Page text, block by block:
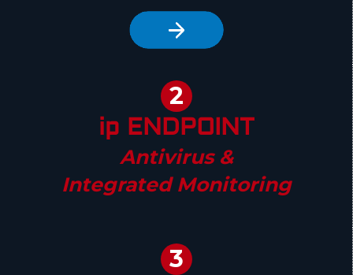
2
ip ENDPOINT
Antivirus &
Integrated Monitoring
3